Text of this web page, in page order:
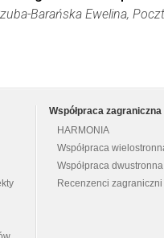
Barańska Ewelina,
Współpraca zagraniczna
HARMONIA
Współpraca
Współpraca dwustronna
Recenzenci zagraniczni